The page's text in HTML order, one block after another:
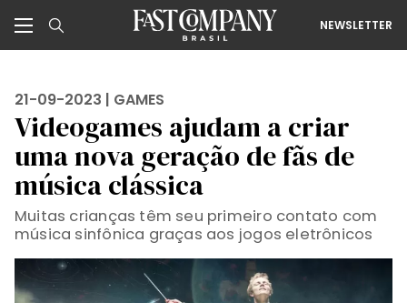
NEWSLETTER
21-09-2023 | GAMES
Videogames ajudam a criar
uma nova geração de fãs de
música clássica
Muitas crianças têm seu primeiro contato com
música sinfônica graças aos jogos eletrônicos